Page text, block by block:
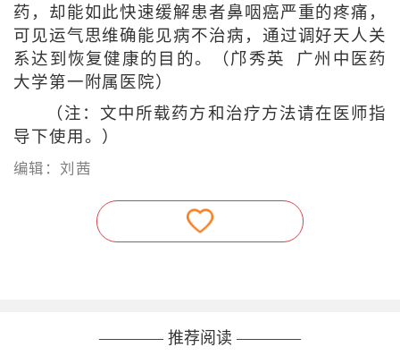
药，却能如此快速缓解患者鼻咽癌严重的疼痛，
可见运气思维确能见病不治病，通过调好天人关
系达到恢复健康的目的。（邝秀英 广州中医药
大学第一附属医院）
（注：文中所载药方和治疗方法请在医师指
导下使用。）
编辑：刘茜
———— 推荐阅读 ————